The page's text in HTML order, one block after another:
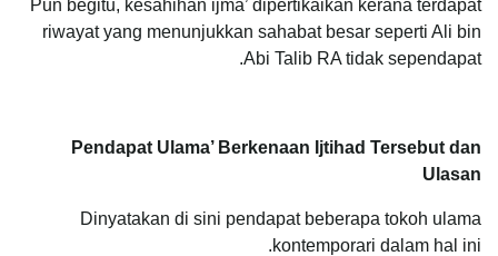
Pun begitu, kesahihan ijma’ dipertikaikan kerana terdapat
riwayat yang menunjukkan sahabat besar seperti Ali bin
Abi Talib RA tidak sependapat.
Pendapat Ulama’ Berkenaan Ijtihad Tersebut dan
Ulasan
Dinyatakan di sini pendapat beberapa tokoh ulama
kontemporari dalam hal ini.